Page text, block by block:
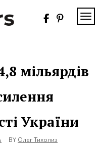
мільярдів
України
BY Олег Тихолиз